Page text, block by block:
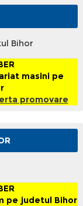
Bihor
masini pe
promovare
pe judetul Bihor